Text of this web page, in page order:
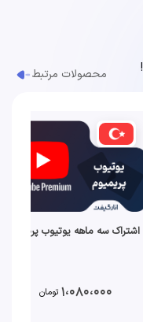
محصولات مرتبط
اشتراک سه ماهه یوتیوب پریمیوم
1،080،000 تومان